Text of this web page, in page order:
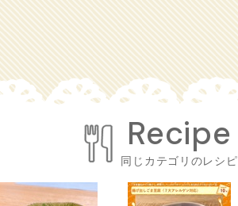
同じカテゴリのレシピ